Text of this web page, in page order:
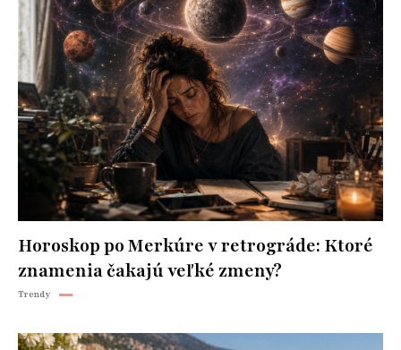
Horoskop po Merkúre v retrográde: Ktoré
znamenia čakajú veľké zmeny?
Trendy